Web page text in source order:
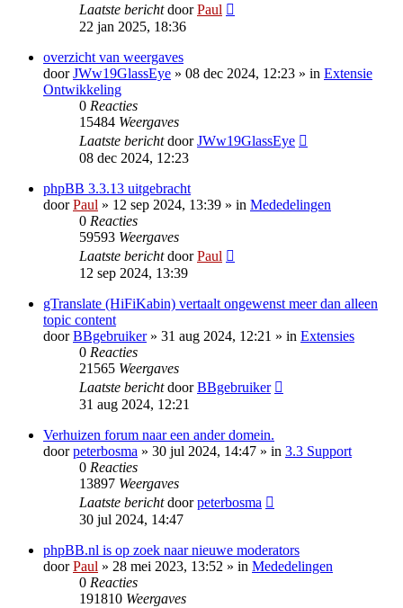
Laatste berichtdoorPaul
22 jan 2025, 18:36
overzicht van weergaves
doorJWw19GlassEye » 08 dec 2024, 12:23 » in Extensie
Ontwikkeling
0 Reacties
15484 Weergaves
Laatste berichtdoorJWw19GlassEye
08 dec 2024, 12:23
phpBB 3.3.13 uitgebracht
doorPaul » 12 sep 2024, 13:39 » in Mededelingen
0 Reacties
59593 Weergaves
Laatste berichtdoorPaul
12 sep 2024, 13:39
gTranslate (HiFiKabin) vertaalt ongewenst meer dan alleen
topic content
doorBBgebruiker» 31 aug 2024, 12:21 » in Extensies
0 Reacties
21565 Weergaves
Laatste berichtdoorBBgebruiker
31 aug 2024, 12:21
Verhuizen forum naar een ander domein.
doorpeterbosma » 30 jul 2024, 14:47 » in 3.3 Support
0 Reacties
13897 Weergaves
Laatste berichtdoorpeterbosma
30 jul 2024, 14:47
phpBB.nl is op zoek naar nieuwe moderators
doorPaul » 28 mei 2023, 13:52 » in Mededelingen
0 Reacties
191810 Weergaves